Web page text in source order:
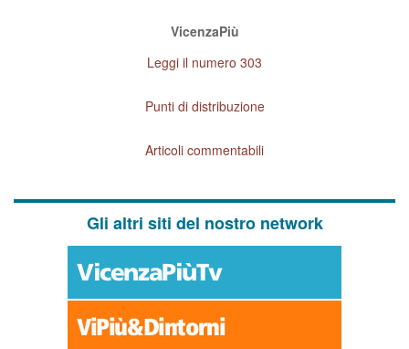
VicenzaPiù
Leggi il numero 303
Punti di distribuzione
Articoli commentabili
Gli altri siti del nostro network